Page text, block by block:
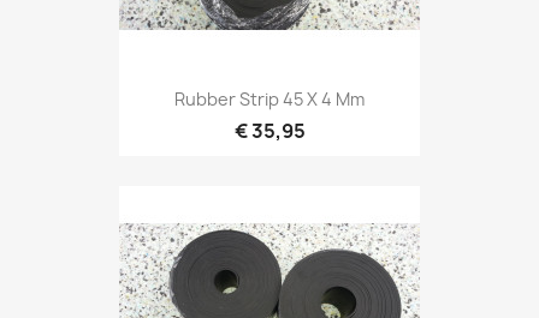
Rubber Strip 45 X 4 Mm
€ 35,95